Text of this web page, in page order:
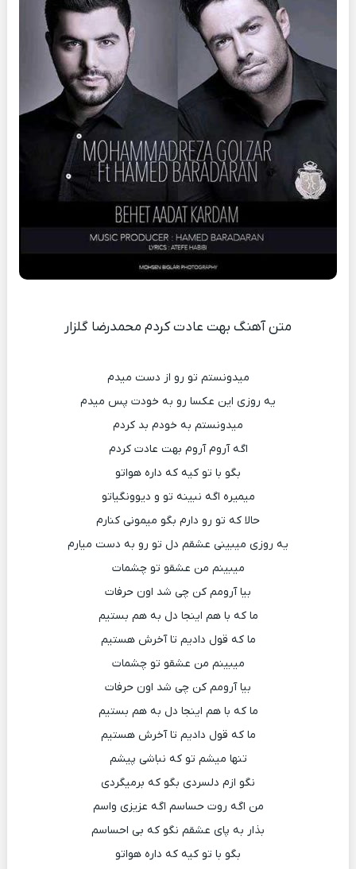
متن آهنگ بهت عادت کردم محمدرضا گلزار
میدونستم تو رو از دست میدم
یه روزی این عکسا رو به خودت پس میدم
میدونستم به خودم بد کردم
اگه آروم آروم بهت عادت کردم
بگو با تو کیه که داره هواتو
میمیره اگه نبینه تو و دیوونگیاتو
حالا که تو رو دارم بگو میمونی کنارم
یه روزی میبینی عشقم دل تو رو به دست میارم
میبینم من عشقو تو چشمات
بیا آرومم کن چی شد اون حرفات
ما که با هم اینجا دل به هم بستیم
ما که قول دادیم تا آخرش هستیم
میبینم من عشقو تو چشمات
بیا آرومم کن چی شد اون حرفات
ما که با هم اینجا دل به هم بستیم
ما که قول دادیم تا آخرش هستیم
تنها میشم تو که نباشی پیشم
نگو ازم دلسردی بگو که برمیگردی
من اگه روت حساسم اگه عزیزی واسم
بذار به پای عشقم نگو که بی احساسم
بگو با تو کیه که داره هواتو